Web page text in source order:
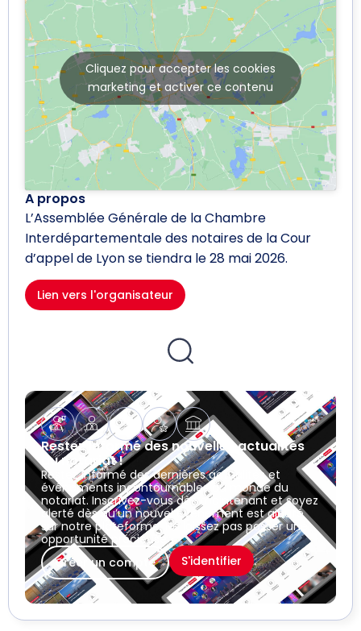
Cliquez pour accepter les cookies
marketing et activer ce contenu
A propos
L’Assemblée Générale de la Chambre
Interdépartementale des notaires de la Cour
d’appel de Lyon se tiendra le 28 mai 2026.
Lien vers l'organisateur
Restez informé des nouvelles actualités
du notariat !
Restez informé des dernières actualités et
événements incontournables du monde du
notariat. Inscrivez-vous dès maintenant et soyez
alerté dès qu’un nouvel événement est ajouté
sur notre plateforme. Ne laissez pas passer une
opportunité précieuse !
Créer un compte
S'identifier